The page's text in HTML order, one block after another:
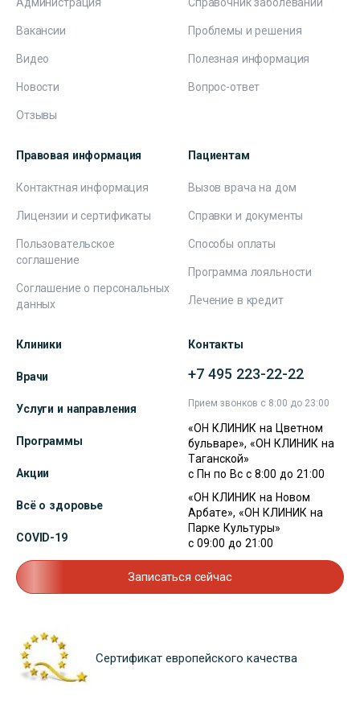
Вакансии
Видео
Новости
Отзывы
Проблемы и решения
Полезная информация
Вопрос-ответ
Правовая информация
Контактная информация
Лицензии и сертификаты
Пользовательское
соглашение
Соглашение о персональных
данных
Пациентам
Вызов врача на дом
Справки и документы
Способы оплаты
Программа лояльности
Лечение в кредит
Клиники
Врачи
Услуги и направления
Программы
Акции
Всё о здоровье
COVID-19
Контакты
+7 495 223-22-22
Прием звонков с 8:00 до 23:00
«ОН КЛИНИК на Цветном
бульваре», «ОН КЛИНИК на
Таганской»
с Пн по Вс с 8:00 до 21:00
«ОН КЛИНИК на Новом
Арбате», «ОН КЛИНИК на
Парке Культуры»
с 09:00 до 21:00
Записаться сейчас
Сертификат европейского качества